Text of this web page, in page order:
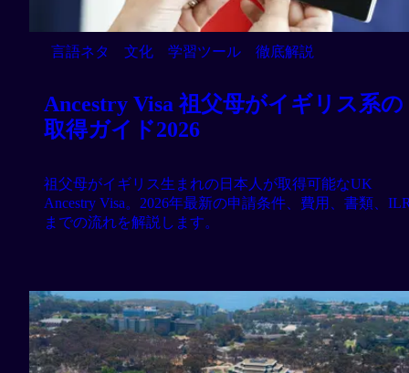
言語ネタ 文化 学習ツール 徹底解説
Ancestry Visa 祖父母がイギリス系の
取得ガイド2026
祖父母がイギリス生まれの日本人が取得可能なUK
Ancestry Visa。2026年最新の申請条件、費用、書類、
までの流れを解説します。